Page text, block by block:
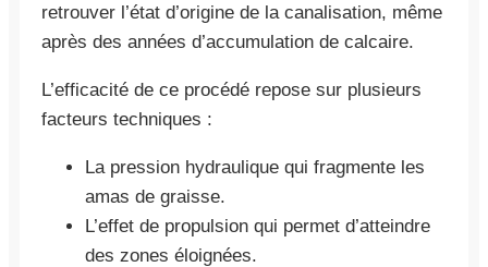
retrouver l’état d’origine de la canalisation, même
après des années d’accumulation de calcaire.
L’efficacité de ce procédé repose sur plusieurs
facteurs techniques :
La pression hydraulique qui fragmente les
amas de graisse.
L’effet de propulsion qui permet d’atteindre
des zones éloignées.